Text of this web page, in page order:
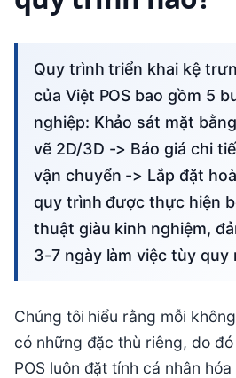
Quy trình triển khai kệ trưng bày tại Gia Lai
của Việt POS bao gồm 5
nghiệp: Khảo sát mặt
vẽ 2D/3D -> Báo giá chi
vận chuyển -> Lắp đặt
quy trình được thực hiện
thuật giàu kinh nghiệm,
3-7 ngày làm việc tùy quy
Chúng tôi hiểu rằng mỗi
có những đặc thù riêng, do
POS luôn đặt tính cá nhân